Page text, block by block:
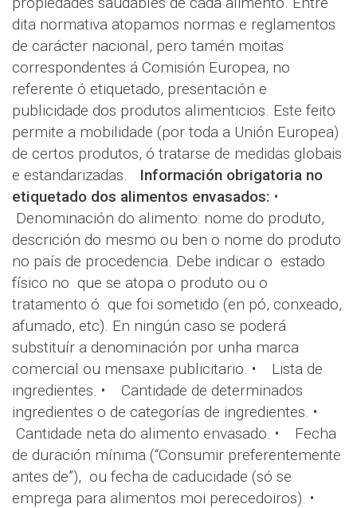
dita normativa atopamos normas e reglamentos
de carácter nacional, pero tamén moitas
correspondentes á Comisión Europea, no
referente ó etiquetado, presentación e
publicidade dos produtos alimenticios. Este feito
permite a mobilidade (por toda a Unión Europea)
de certos produtos, ó tratarse de medidas globais
e estandarizadas. Información obrigatoria no
etiquetado dos alimentos envasados: •
Denominación do alimento: nome do produto,
descrición do mesmo ou ben o nome do produto
no país de procedencia. Debe indicar o estado
físico no que se atopa o produto ou o
tratamento ó que foi sometido (en pó, conxeado,
afumado, etc). En ningún caso se poderá
substituír a denominación por unha marca
comercial ou mensaxe publicitario. • Lista de
ingredientes. • Cantidade de determinados
ingredientes o de categorías de ingredientes. •
Cantidade neta do alimento envasado. • Fecha
de duración mínima (“Consumir preferentemente
antes de”), ou fecha de caducidade (só se
emprega para alimentos moi perecedoiros). •